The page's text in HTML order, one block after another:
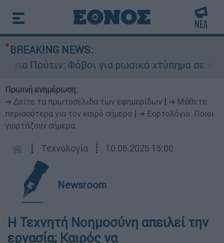
BREAKING NEWS:
Πούτιν: Φόβοι για ρωσικό χτύπημα σε χώρα
Πρωινή ενημέρωση:
➔ Δείτε τα πρωτοσέλιδα των εφημερίδων
➔ Μάθετε
περισσότερα για τον καιρό σήμερα
➔ Εορτολόγιο: Ποιοι
γιορτάζουν σήμερα
┋ Τεχνολογία ┋ 10.06.2025 15:00
Newsroom
Η Τεχνητή Νοημοσύνη απειλεί την
εργασία; Καιρός να